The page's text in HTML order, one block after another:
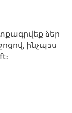
ձեր
ինչպես